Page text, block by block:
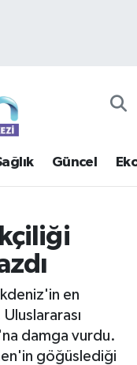
Güncel
en
damga vurdu.
göğüslediği